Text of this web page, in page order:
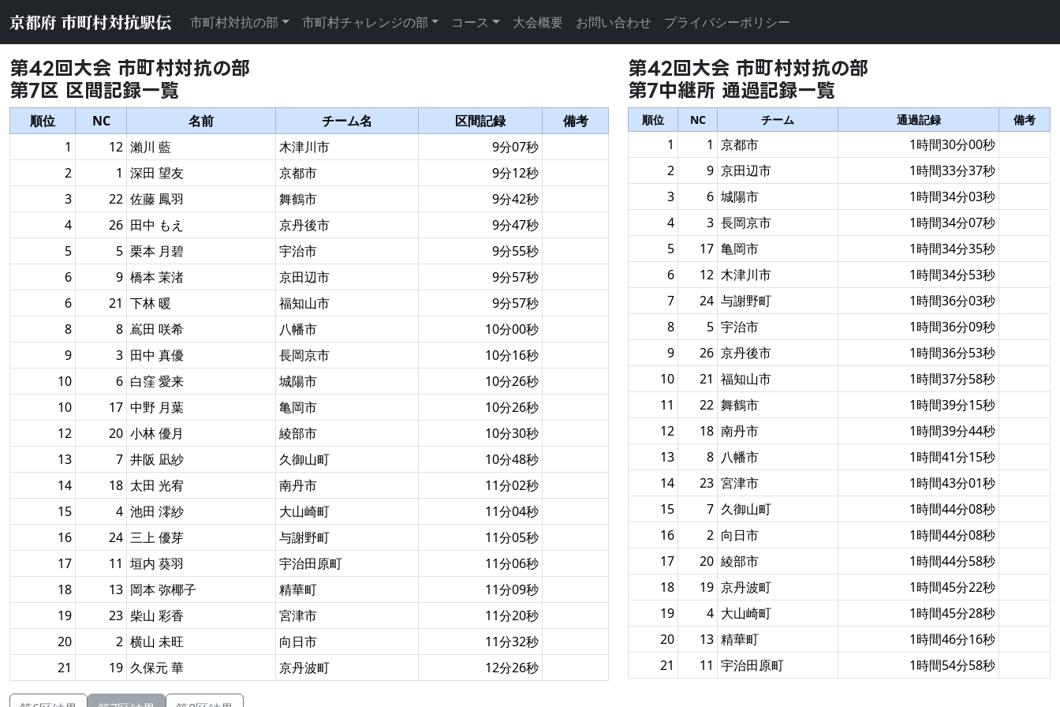
京都府 市町村対抗駅伝 市町村対抗の部 市町村チャレンジの部 コース 大会概要 お問い合わせ プライバシーポリシー
第42回大会 市町村対抗の部
第7区 区間記録一覧
順位 NC 名前 チーム名 区間記録
備考
1
12 瀨川 藍 木津川市
9分07秒
2
1 深田 望友 京都市
9分12秒
3
22 佐藤 鳳羽 舞鶴市
9分42秒
4
26 田中 もえ 京丹後市
9分47秒
5
5 栗本 月碧 宇治市
9分55秒
6
9 橋本 茉渚 京田辺市
9分57秒
6
21 下林 暖 福知山市
9分57秒
8
8 嶌田 咲希 八幡市
10分00秒
9
3 田中 真優 長岡京市
10分16秒
10
6 白窪 愛来 城陽市
10分26秒
10
17 中野 月葉 亀岡市
10分26秒
12
20 小林 優月 綾部市
10分30秒
13
7 井阪 凪紗 久御山町
10分48秒
14
18 太田 光宥 南丹市
11分02秒
15
4 池田 澪紗 大山崎町
11分04秒
16
24 三上 優芽 与謝野町
11分05秒
17
11 垣内 葵羽 宇治田原町
11分06秒
18
13 岡本 弥椰子 精華町
11分09秒
19
23 柴山 彩香 宮津市
11分20秒
20
2 横山 未旺 向日市
11分32秒
21
19 久保元 華 京丹波町 12分26秒
第42回大会 市町村対抗の部
第7中継所 通過記録一覧
順位 NC チーム 通過記録 備考
1 1 京都市
1時間30分00秒
2
9 京田辺市
1時間33分37秒
3
6 城陽市
1時間34分03秒
4
3 長岡京市
1時間34分07秒
5
17 亀岡市
1時間34分35秒
6
12 木津川市
1時間34分53秒
7
24 与謝野町
1時間36分03秒
8
5 宇治市
1時間36分09秒
9
26 京丹後市
1時間36分53秒
10
21 福知山市
1時間37分58秒
11
22 舞鶴市
1時間39分15秒
12
18 南丹市
1時間39分44秒
13
8 八幡市
1時間41分15秒
14
23 宮津市
1時間43分01秒
15
7 久御山町
1時間44分08秒
16
2 向日市
1時間44分08秒
17
20 綾部市
1時間44分58秒
18
19 京丹波町
1時間45分22秒
19
4 大山崎町
1時間45分28秒
20
13 精華町
1時間46分16秒
21
11 宇治田原町 1時間54分58秒